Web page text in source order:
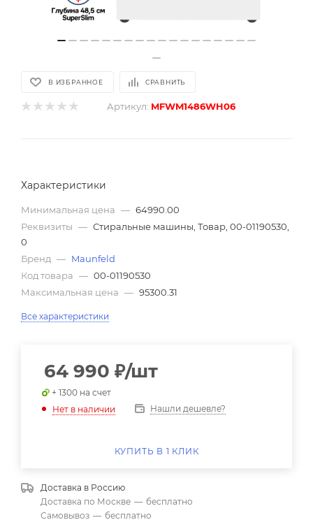
В ИЗБРАННОЕ СРАВНИТЬ
Артикул: MFWM1486WH06
Характеристики
Минимальная цена — 64990.00
Реквизиты — Стиральные машины, Товар, 00-01190530,
0
Бренд — Maunfeld
Код товара — 00-01190530
Максимальная цена — 95300.31
Все характеристики
64 990 ₽/шт
+ 1300 на счет
Нет в наличии
Нашли дешевле?
КУПИТЬ В 1 КЛИК
Доставка в Россию
Доставка по Москве — бесплатно
Самовывоз — бесплатно